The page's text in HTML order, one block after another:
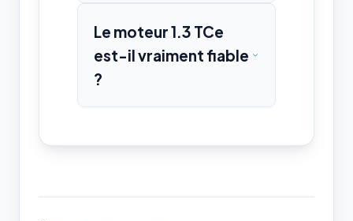
Le moteur 1.3 TCe
est-il vraiment fiable
?